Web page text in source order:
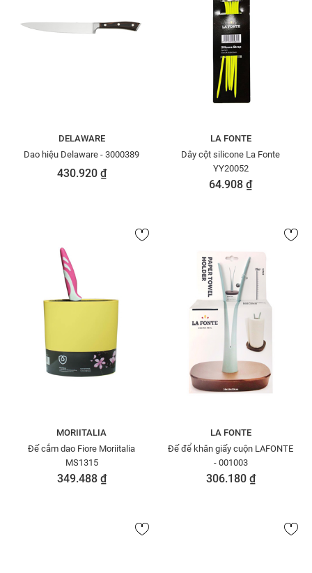
DELAWARE
Dao hiệu Delaware - 3000389
430.920 ₫
LA FONTE
Dây cột silicone La Fonte
YY20052
64.908 ₫
MORIITALIA
Đế cắm dao Fiore Moriitalia
MS1315
349.488 ₫
LA FONTE
Đế để khăn giấy cuộn LAFONTE
- 001003
306.180 ₫